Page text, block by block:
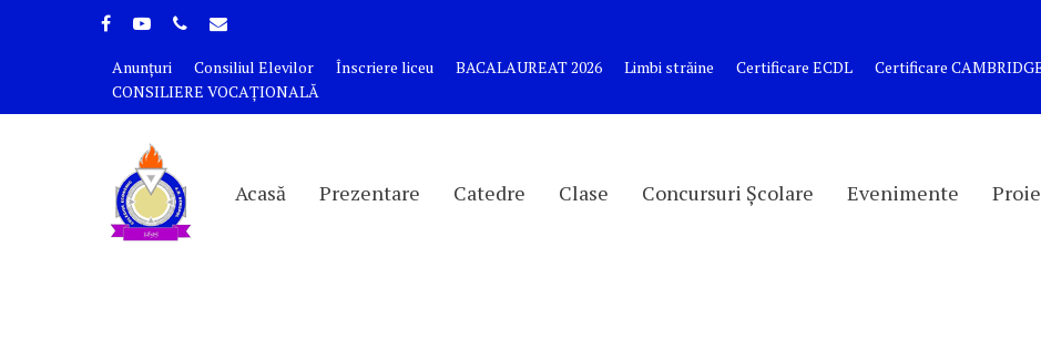
Anunțuri Consiliul Elevilor Înscriere liceu BACALAUREAT 2026 Limbi străine Certificare ECDL Certificare
CONSILIERE VOCAȚIONALĂ
Acasă Prezentare Catedre Clase Concursuri Școlare Evenimente